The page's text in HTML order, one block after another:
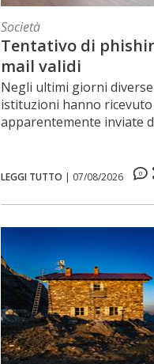
Società
Tentativo di
mail validi
Negli ultimi giorni
istituzioni hanno
apparentemente inviate
LEGGI TUTTO | 07/08/2026 0